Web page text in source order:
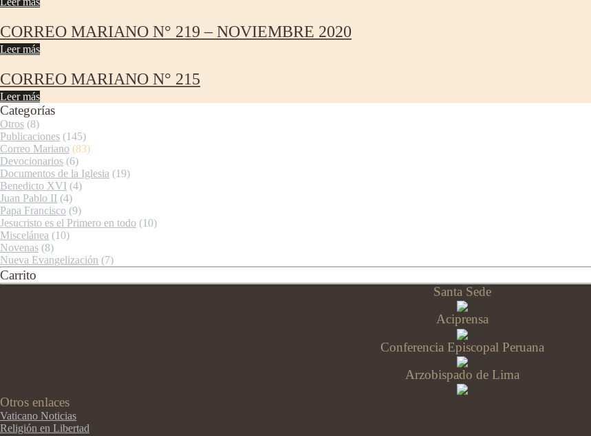
CORREO MARIANO N° 219 – NOVIEMBRE 2020
Leer más
CORREO MARIANO N° 215
Leer más
Categorías
Otros (8)
Publicaciones (145)
Correo Mariano (83)
Devocionarios (6)
Documentos de la Iglesia (19)
Benedicto XVI (4)
Juan Pablo II (4)
Papa Francisco (9)
Jesucristo es el Primero en todo (10)
Miscelánea (10)
Novenas (8)
Nueva Evangelización (7)
Carrito
Santa Sede
Aciprensa
Conferencia Episcopal Peruana
Arzobispado de Lima
Otros enlaces
Vaticano Noticias
Religión en Libertad